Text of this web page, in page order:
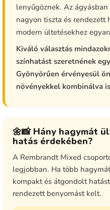
lenyűgöznek. Az
nagyon tiszta és rendezett
modern ültetésekhez
Kiváló választás
színhatást szeretnének
Gyönyörűen érvényesül
növényekkel kombinálva
🌼📸 Hány hagymát
hatás érdekében?
A Rembrandt Mixed
legjobban. Ha több
kompakt és átgondolt
rendezett benyomást kelt.